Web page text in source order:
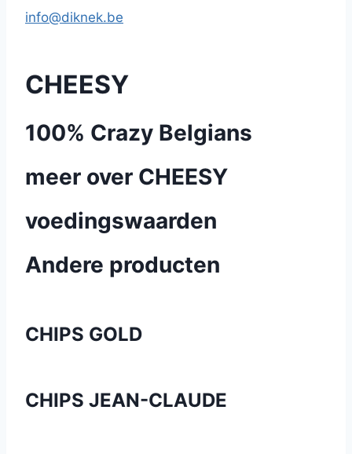
info@diknek.be
CHEESY
100% Crazy Belgians
meer over CHEESY
voedingswaarden
Andere producten
CHIPS GOLD
CHIPS JEAN-CLAUDE